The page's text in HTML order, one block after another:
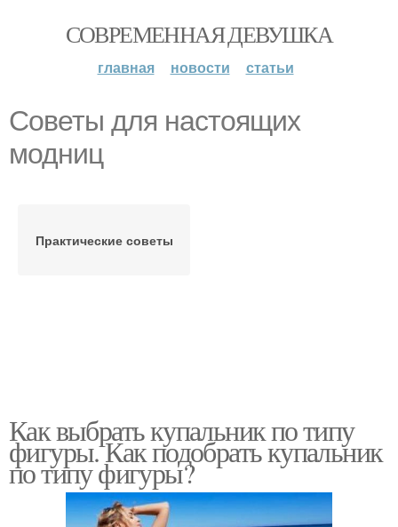
СОВРЕМЕННАЯ ДЕВУШКА
главная новости статьи
Советы для настоящих
модниц
Практические советы
Как выбрать купальник по типу
фигуры. Как подобрать купальник
по типу фигуры?